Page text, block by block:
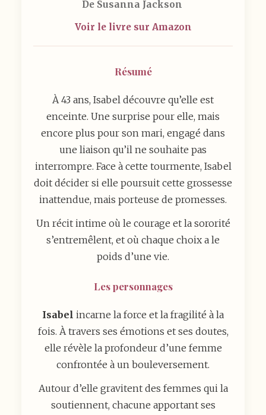
De Susanna Jackson
Voir le livre sur Amazon
Résumé
À 43 ans, Isabel découvre qu’elle est
enceinte. Une surprise pour elle, mais
encore plus pour son mari, engagé dans
une liaison qu’il ne souhaite pas
interrompre. Face à cette tourmente, Isabel
doit décider si elle poursuit cette grossesse
inattendue, mais porteuse de promesses.
Un récit intime où le courage et la sororité
s’entremêlent, et où chaque choix a le
poids d’une vie.
Les personnages
Isabel incarne la force et la fragilité à la
fois. À travers ses émotions et ses doutes,
elle révèle la profondeur d’une femme
confrontée à un bouleversement.
Autour d’elle gravitent des femmes qui la
soutiennent, chacune apportant ses